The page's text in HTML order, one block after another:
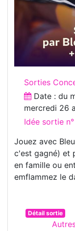
Sorties
Date : du
mercredi 26
Idée sortie
Jouez avec
c'est gagné) et
en famille ou
emflammez le
Détail sortie